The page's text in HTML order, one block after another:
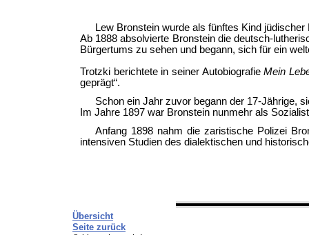
Lew Bronstein wurde als fünftes Kind
Ab 1888 absolvierte Bronstein die deutsch-
Bürgertums zu sehen und begann, sich für ein
Trotzki berichtete in seiner AutobiografieMein
geprägt“.
Schon ein Jahr zuvor begann der 17-Jährige,
Im Jahre 1897 war Bronstein nunmehr als
Anfang 1898 nahm die zaristische Polizei
intensiven Studien des dialektischen und
Übersicht
Seite zurück